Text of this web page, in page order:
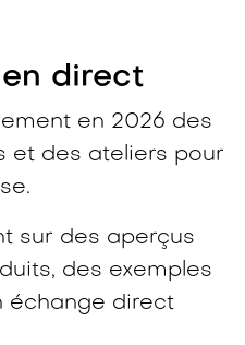
direct​
en 2026 des
et des ateliers pour
sur des aperçus
des exemples
échange direct